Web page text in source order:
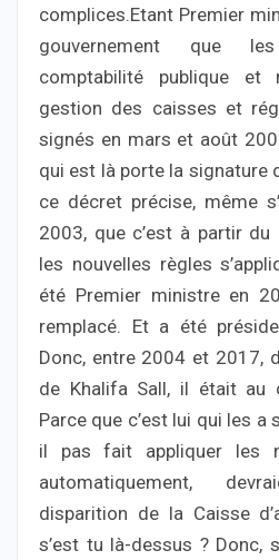
complices.Etant Premier
gouvernement que
comptabilité publique et
gestion des caisses et
signés en mars et août
qui est là porte la signature
ce décret précise, même
2003, que c’est à partir
les nouvelles règles
été Premier ministre en
remplacé. Et a été
Donc, entre 2004 et 2017,
de Khalifa Sall, il était au
Parce que c’est lui qui les a
il pas fait appliquer les
automatiquement,
disparition de la Caisse
s’est tu là-dessus ? Donc,